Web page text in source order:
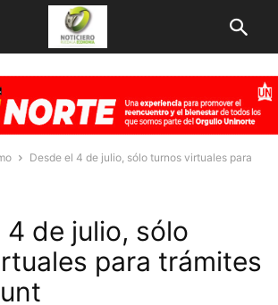
Desde el 4 de julio, sólo turnos virtuales para
4 de julio, sólo
para trámites